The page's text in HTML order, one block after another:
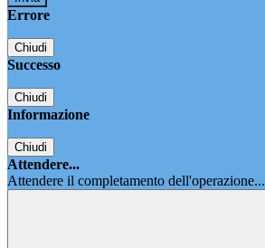
Errore
Chiudi
Successo
Chiudi
Informazione
Chiudi
Attendere...
Attendere il completamento dell'operazione...